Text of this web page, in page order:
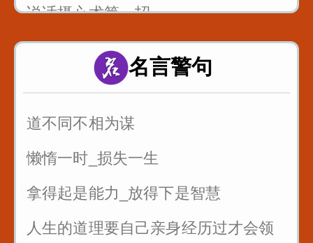
说话摄心术第一招
一个脏字不说_如何回怼别人
一开口说话让别人喜欢你
别人夸你_如何巧妙回答_而不是阿谀
名言警句
道不同不相为谋
懒惰一时_损失一生
拿得起是能力_放得下是智慧
人生的道理要自己亲身经历过才会领